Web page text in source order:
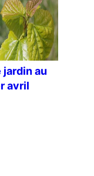
jardin au
avril